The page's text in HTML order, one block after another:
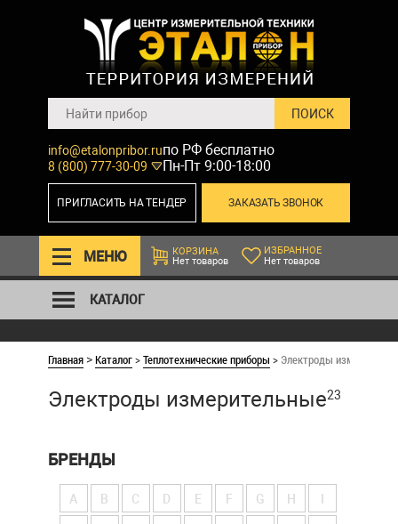
info@etalonpribor.ru
8 (800) 777-30-09
по РФ бесплатно
Пн-Пт 9:00-18:00
ЗАКАЗАТЬ ЗВОНОК
ПРИГЛАСИТЬ НА ТЕНДЕР
МЕНЮ
КОРЗИНА
Нет товаров
ИЗБРАННОЕ
Нет товаров
КАТАЛОГ
Главная >Каталог>Теплотехнические приборы > Электроды
Электроды измерительные23
БРЕНДЫ
A B C D E F G H